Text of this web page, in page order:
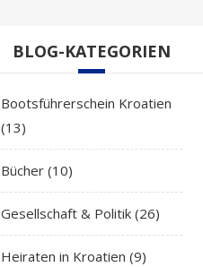
BLOG-KATEGORIEN
Bootsführerschein Kroatien
(13)
Bücher(10)
Gesellschaft & Politik(26)
Heiraten in Kroatien (9)